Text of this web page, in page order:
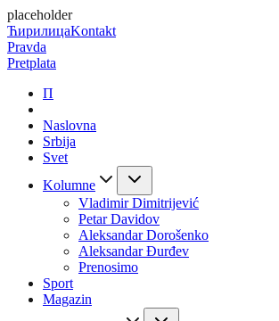
placeholder
ЋирилицаKontakt
Pravda
Pretplata
П
Naslovna
Srbija
Svet
Kolumne
Vladimir Dimitrijević
Petar Davidov
Aleksandar Dorošenko
Aleksandar Đurđev
Prenosimo
Sport
Magazin